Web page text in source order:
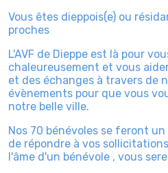
Vous êtes dieppois(e) ou
proches
L'AVF de Dieppe est là pour
chaleureusement et vous
et des échanges à travers de
évènements pour que vous
notre belle ville.
Nos 70 bénévoles se feront
de répondre à vos
l'âme d'un bénévole , vous